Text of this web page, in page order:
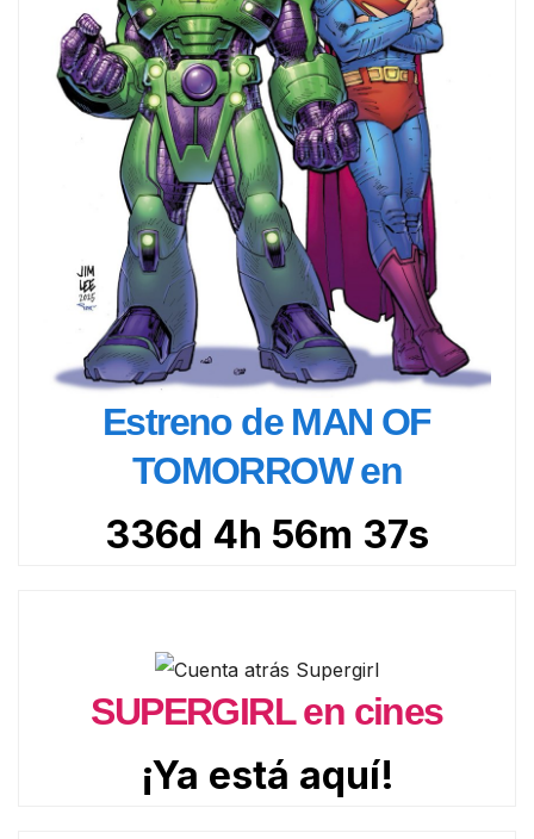
Estreno de MAN OF
TOMORROW en
336d 4h 56m 36s
SUPERGIRL en cines
¡Ya está aquí!